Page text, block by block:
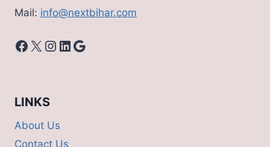
Mail: info@nextbihar.com
Facebook
X Instagram
LinkedIn
Google
LINKS
About Us
Contact Us